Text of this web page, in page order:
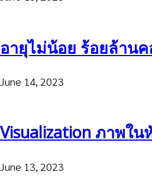
อายุไม่น้อย ร้อยล้านค
June 14, 2023
Visualization ภาพใน
June 13, 2023